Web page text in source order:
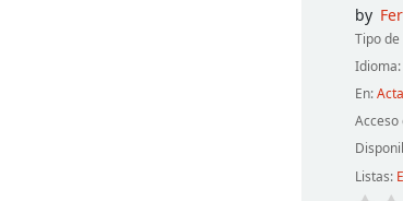
by
Tipo
Idioma:
En:
Acceso
Listas: